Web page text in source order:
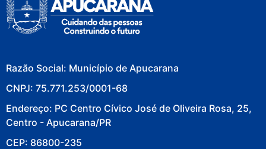
Razão Social: Município de Apucarana
CNPJ: 75.771.253/0001-68
Endereço: PC Centro Cívico José de Oliveira Rosa, 25,
Centro - Apucarana/PR
CEP: 86800-235